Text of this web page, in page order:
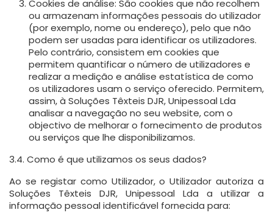
Cookies de análise: São cookies que não recolhem
ou armazenam informações pessoais do utilizador
(por exemplo, nome ou endereço), pelo que não
podem ser usadas para identificar os utilizadores.
Pelo contrário, consistem em cookies que
permitem quantificar o número de utilizadores e
realizar a medição e análise estatística de como
os utilizadores usam o serviço oferecido. Permitem,
assim, à Soluções Têxteis DJR, Unipessoal Lda
analisar a navegação no seu website, com o
objectivo de melhorar o fornecimento de produtos
ou serviços que lhe disponibilizamos.
3.4. Como é que utilizamos os seus dados?
Ao se registar como Utilizador, o Utilizador autoriza a
Soluções Têxteis DJR, Unipessoal Lda a utilizar a
informação pessoal identificável fornecida para: